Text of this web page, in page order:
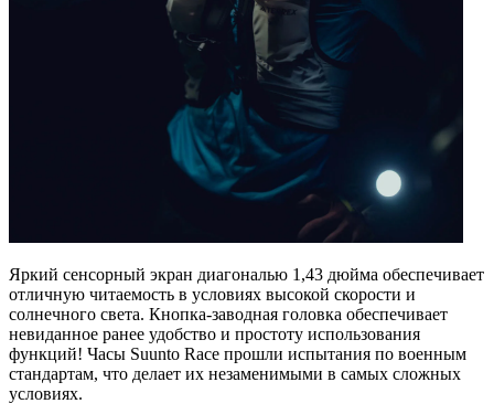
Яркий сенсорный экран диагональю 1,43 дюйма обеспечивает
отличную читаемость в условиях высокой скорости и
солнечного света. Кнопка-заводная головка обеспечивает
невиданное ранее удобство и простоту использования
функций! Часы Suunto Race прошли испытания по военным
стандартам, что делает их незаменимыми в самых сложных
условиях.